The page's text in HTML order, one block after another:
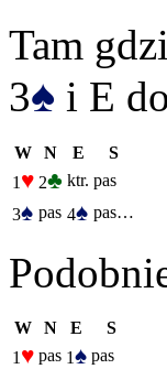
Tam
3♠ i E
W N E
S
1 ♥ 2♣ ktr. pas
3♠ pas 4♠ pas…
W N E
S
1 ♥ pas 1♠ pas